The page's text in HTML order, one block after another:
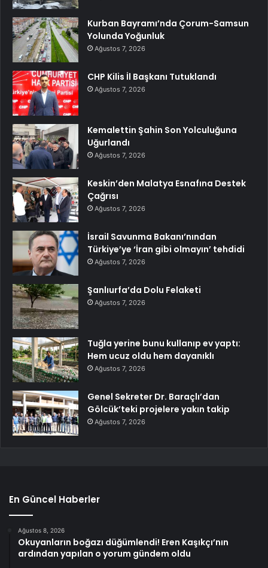
Kurban Bayramı’nda Çorum-Samsun
Yolunda Yoğunluk
Ağustos 7, 2026
CHP Kilis İl Başkanı Tutuklandı
Ağustos 7, 2026
Kemalettin Şahin Son Yolculuğuna
Uğurlandı
Ağustos 7, 2026
Keskin’den Malatya Esnafına Destek
Çağrısı
Ağustos 7, 2026
İsrail Savunma Bakanı’nından
Türkiye’ye ‘İran gibi olmayın’ tehdidi
Ağustos 7, 2026
Şanlıurfa’da Dolu Felaketi
Ağustos 7, 2026
Tuğla yerine bunu kullanıp ev yaptı:
Hem ucuz oldu hem dayanıklı
Ağustos 7, 2026
Genel Sekreter Dr. Baraçlı’dan
Gölcük’teki projelere yakın takip
Ağustos 7, 2026
En Güncel Haberler
Ağustos 8, 2026
Okuyanların boğazı düğümlendi! Eren Kaşıkçı’nın
ardından yapılan o yorum gündem oldu